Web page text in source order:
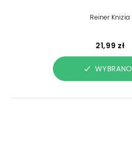
Reiner Knizia
21,99 zł
WYBRANO